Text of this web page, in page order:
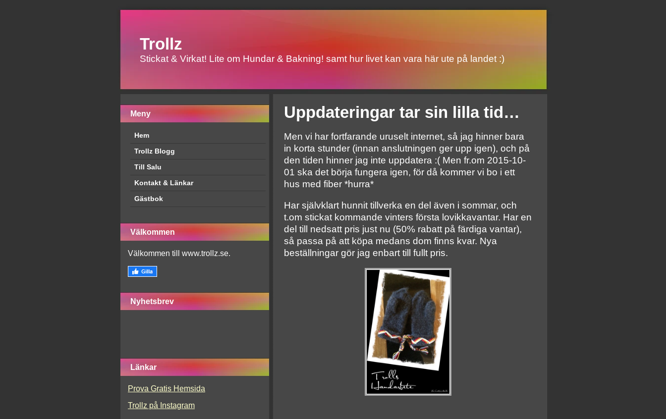
Trollz
Stickat & Virkat! Lite om Hundar & Bakning! samt hur livet kan vara här ute på landet :)
Meny
Hem
Trollz Blogg
Till Salu
Kontakt & Länkar
Gästbok
Välkommen
Välkommen till www.trollz.se.
Nyhetsbrev
Länkar
Prova Gratis Hemsida
Trollz på Instagram
Uppdateringar tar sin lilla tid…
Men vi har fortfarande uruselt internet, så jag hinner bara
in korta stunder (innan anslutningen ger upp igen), och på
den tiden hinner jag inte uppdatera :( Men fr.om 2015-10-
01 ska det börja fungera igen, för då kommer vi bo i ett
hus med fiber *hurra*
Har självklart hunnit tillverka en del även i sommar, och
t.om stickat kommande vinters första lovikkavantar. Har en
del till nedsatt pris just nu (50% rabatt på färdiga vantar),
så passa på att köpa medans dom finns kvar. Nya
beställningar gör jag enbart till fullt pris.